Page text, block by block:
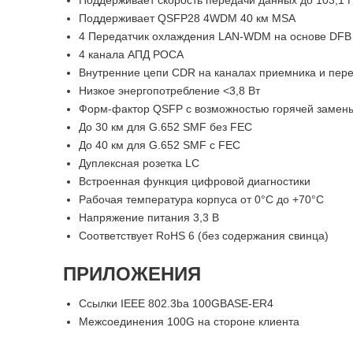
Поддерживает QSFP28 4WDM 40 км MSA
4 Передатчик охлаждения LAN-WDM на основе DFB
4 канала АПД РОСА
Внутренние цепи CDR на каналах приемника и
Низкое энергопотребление <3,8 Вт
Форм-фактор QSFP с возможностью горячей
До 30 км для G.652 SMF без FEC
До 40 км для G.652 SMF с FEC
Дуплексная розетка LC
Встроенная функция цифровой диагностики
Рабочая температура корпуса от 0°C до +70°C
Напряжение питания 3,3 В
Соответствует RoHS 6 (без содержания свинца)
ПРИЛОЖЕНИЯ
Ссылки IEEE 802.3ba 100GBASE-ER4
Межсоединения 100G на стороне клиента